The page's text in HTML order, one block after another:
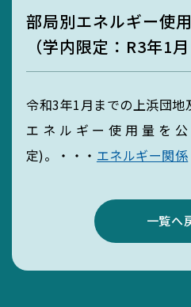
MIEUポイ
化学薬品
実験廃液等
EGC学生
部局別エネルギー使
（学内限定：R3年1月
令和3年1月までの上浜団地
エネルギー使用量を
定)。・・・ エネルギー関係
一覧へ